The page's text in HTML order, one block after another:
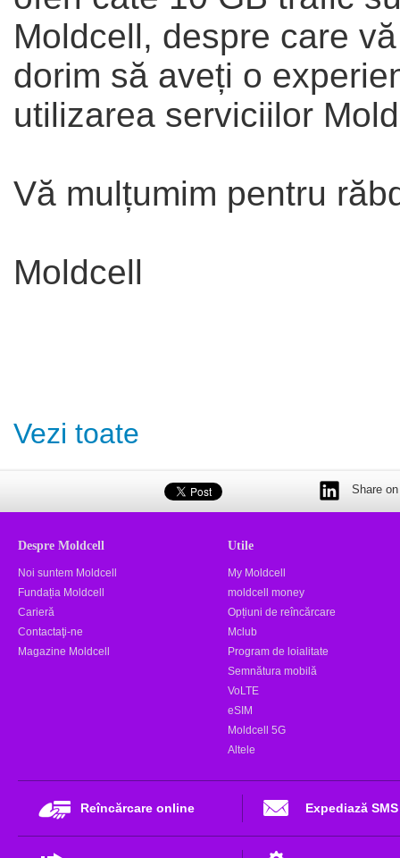
Moldcell, despre care
dorim să aveți o
utilizarea serviciilor
Vă mulțumim pentru
Moldcell
Vezi toate
Share
Despre Moldcell
Noi suntem Moldcell
Fundația Moldcell
Carieră
Contactaţi-ne
Magazine Moldcell
Utile
My Moldcell
moldcell money
Opțiuni de reîncărcare
Mclub
Program de loialitate
Semnătura mobilă
VoLTE
eSIM
Moldcell 5G
Altele
Reîncărcare online Expediază SMS